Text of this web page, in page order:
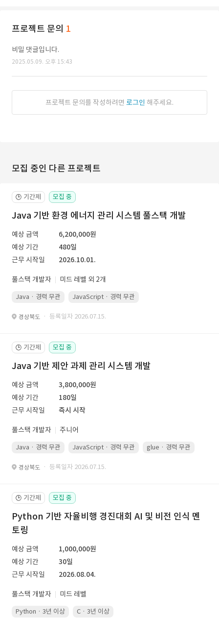
프로젝트 문의 1
비밀 댓글입니다.
2025.05.09. 오후 15:43
프로젝트 문의를 작성하려면 로그인 해주세요.
모집 중인 다른 프로젝트
🕒 기간제 모집 중
Java 기반 환경 에너지 관리 시스템 풀스택 개발
예상 금액
6,200,000원
예상 기간
480일
근무 시작일
2026.10.01.
풀스택 개발자 미드 레벨 외 2개
Java · 경력 무관 JavaScript · 경력 무관
경상북도 · 등록일자 2026.07.15.
🕒 기간제 모집 중
Java 기반 제안 과제 관리 시스템 개발
예상 금액
3,800,000원
예상 기간
180일
근무 시작일
즉시 시작
풀스택 개발자 주니어
Java · 경력 무관 JavaScript · 경력 무관 glue · 경력 무관
경상북도 · 등록일자 2026.07.15.
🕒 기간제 모집 중
Python 기반 자율비행 경진대회 AI 및 비전 인식 멘
토링
예상 금액
1,000,000원
예상 기간
30일
근무 시작일
2026.08.04.
풀스택 개발자 미드 레벨
Python · 3년 이상 C · 3년 이상